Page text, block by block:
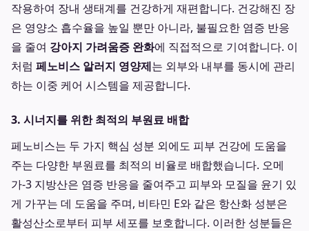
작용하여 장내 생태계를 건강하게 재편합니다. 건강해진 장
은 영양소 흡수율을 높일 뿐만 아니라, 불필요한 염증 반응
을 줄여 강아지 가려움증 완화에 직접적으로 기여합니다. 이
처럼 페노비스 알러지 영양제는 외부와 내부를 동시에 관리
하는 이중 케어 시스템을 제공합니다.
3. 시너지를 위한 최적의 부원료 배합
페노비스는 두 가지 핵심 성분 외에도 피부 건강에 도움을
주는 다양한 부원료를 최적의 비율로 배합했습니다. 오메
가-3 지방산은 염증 반응을 줄여주고 피부와 모질을 윤기 있
게 가꾸는 데 도움을 주며, 비타민 E와 같은 항산화 성분은
활성산소로부터 피부 세포를 보호합니다. 이러한 성분들은